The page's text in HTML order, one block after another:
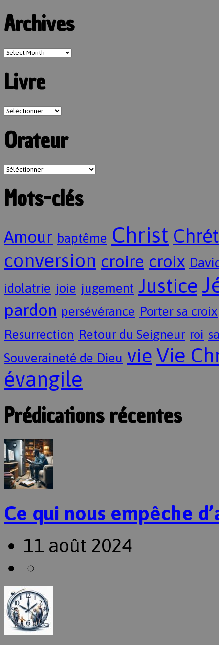
Archives
Livre
Orateur
Mots-clés
Amour baptême Christ
conversion croire croix
idolatrie joie jugement Justice
pardon persévérance Porter sa croix
Resurrection Retour du Seigneur roi
Souveraineté de Dieu vie Vie
évangile
Prédications récentes
Ce qui nous empêche
11 août 2024